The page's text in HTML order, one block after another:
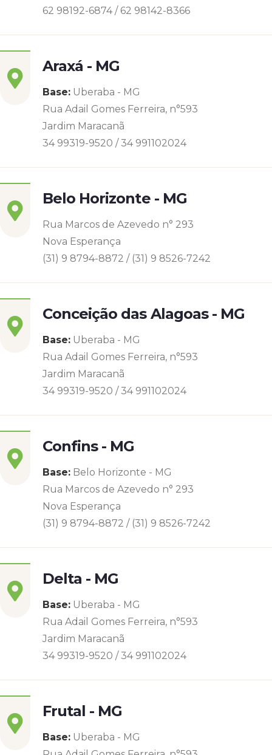
62 98192-6874 / 62 98142-8366
Araxá - MG
Base: Uberaba - MG
Rua Adail Gomes Ferreira, n°593
Jardim Maracanã
34 99319-9520 / 34 991102024
Belo Horizonte - MG
Rua Marcos de Azevedo n° 293
Nova Esperança
(31) 9 8794-8872 / (31) 9 8526-7242
Conceição das Alagoas - MG
Base: Uberaba - MG
Rua Adail Gomes Ferreira, n°593
Jardim Maracanã
34 99319-9520 / 34 991102024
Confins - MG
Base: Belo Horizonte - MG
Rua Marcos de Azevedo n° 293
Nova Esperança
(31) 9 8794-8872 / (31) 9 8526-7242
Delta - MG
Base: Uberaba - MG
Rua Adail Gomes Ferreira, n°593
Jardim Maracanã
34 99319-9520 / 34 991102024
Frutal - MG
Base: Uberaba - MG